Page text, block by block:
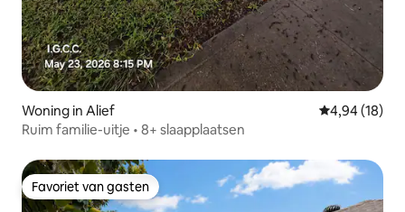
Woning in Alief Gemiddelde
4,94 (18)
Ruim familie-uitje • 8+ slaapplaatsen
Favoriet van gasten
Favoriet van gasten